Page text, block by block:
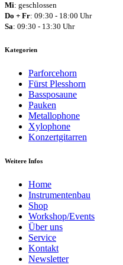
Mi: geschlossen
Do + Fr: 09:30 - 18:00 Uhr
Sa: 09:30 - 13:30 Uhr
Kategorien
Parforcehorn
Fürst Plesshorn
Bassposaune
Pauken
Metallophone
Xylophone
Konzertgitarren
Weitere Infos
Home
Instrumentenbau
Shop
Workshop/Events
Über uns
Service
Kontakt
Newsletter